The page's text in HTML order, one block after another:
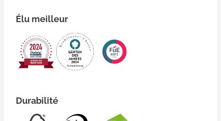
Élu meilleur
Durabilité